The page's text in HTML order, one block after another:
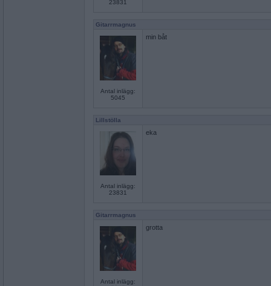
23831
Gitarrmagnus
Antal inlägg:
5045
min båt
Lillstölla
Antal inlägg:
23831
eka
Gitarrmagnus
Antal inlägg:
grotta